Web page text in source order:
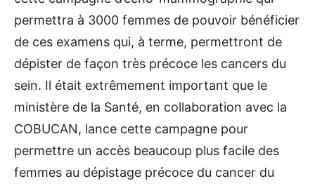
permettra à 3000 femmes de pouvoir bénéficier
de ces examens qui, à terme, permettront de
dépister de façon très précoce les cancers du
sein. Il était extrêmement important que le
ministère de la Santé, en collaboration avec la
COBUCAN, lance cette campagne pour
permettre un accès beaucoup plus facile des
femmes au dépistage précoce du cancer du